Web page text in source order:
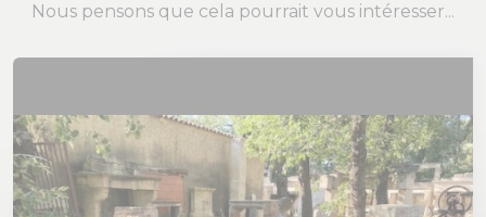
Nous pensons que cela pourrait vous intéresser...